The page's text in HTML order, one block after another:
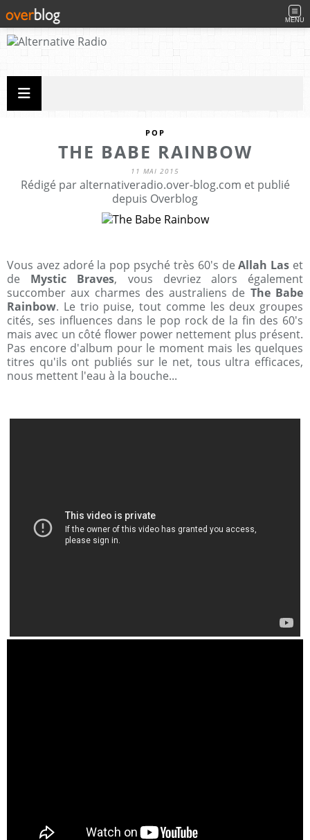
MENU
POP
THE BABE RAINBOW
11 MAI 2015
Rédigé par alternativeradio.over-blog.com et publié
depuis Overblog
Vous avez adoré la pop psyché très 60's deAllah Las et
de Mystic Braves, vous devriez alors également
succomber aux charmes des australiens de The Babe
Rainbow. Le trio puise, tout comme les deux groupes
cités, ses influences dans le pop rock de la fin des 60's
mais avec un côté flower power nettement plus présent.
Pas encore d'album pour le moment mais les quelques
titres qu'ils ont publiés sur le net, tous ultra efficaces,
nous mettent l'eau à la bouche...